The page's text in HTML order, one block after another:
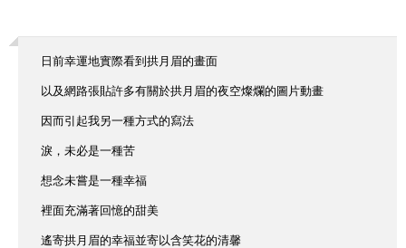
日前幸運地實際看到拱月眉的畫面
以及網路張貼許多有關於拱月眉的夜空燦爛的圖片動畫
因而引起我另一種方式的寫法
淚，未必是一種苦
想念未嘗是一種幸福
裡面充滿著回憶的甜美
遙寄拱月眉的幸福並寄以含笑花的清馨